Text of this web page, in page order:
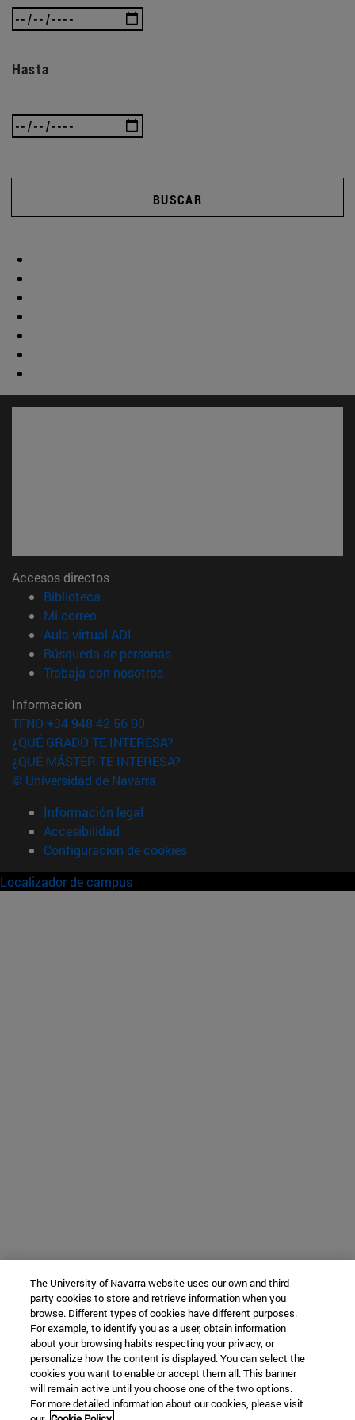
Hasta
BUSCAR
Accesos directos
Biblioteca
Mi correo(abre en nueva ventana)
Aula virtual ADI
Búsqueda de personas(abre en nueva ventana)
Trabaja con nosotros(abre en nueva ventana)
Información
TFNO +34 948 42 56 00
¿QUÉ GRADO TE INTERESA?
¿QUÉ MÁSTER TE INTERESA?
© Universidad de Navarra
Información legal
Accesibilidad
Configuración de cookies
Localizador de campus
The University of Navarra website uses our own and third-
party cookies to store and retrieve information when you
browse. Different types of cookies have different purposes.
For example, to identify you as a user, obtain information
about your browsing habits respecting your privacy, or
personalize how the content is displayed. You can select the
cookies you want to enable or accept them all. This banner
will remain active until you choose one of the two options.
For more detailed information about our cookies, please visit